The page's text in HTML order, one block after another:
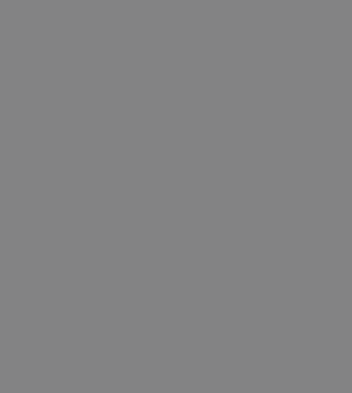
ανθρώπων
με τον τρόπο
χρήστης
ιστότοπο και
λόγω ιστότοπο.
και
ότι οι
της